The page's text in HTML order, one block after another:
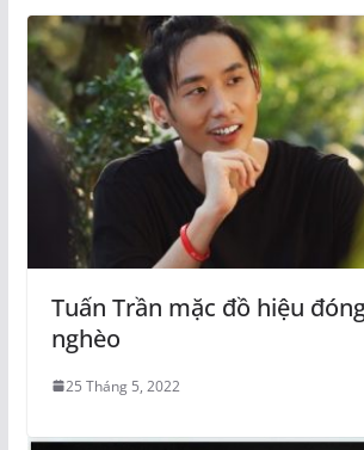
Tuấn Trần mặc đồ hiệu
nghèo
25 Tháng 5, 2022